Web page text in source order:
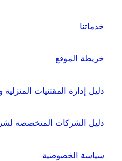
خدماتنا
خريطة الموقع
دليل إدارة المقتنيات
دليل الشركات المتخصصة
سياسة الخصوصية